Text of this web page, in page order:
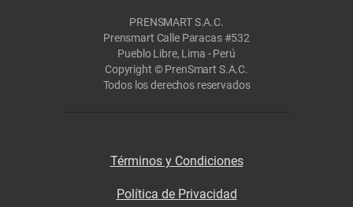
PRENSMART S.A.C.
Prensmart Calle Paracas #532
Pueblo Libre, Lima - Perú
Copyright © PrenSmart S.A.C.
Todos los derechos reservados
Términos y Condiciones
Política de Privacidad